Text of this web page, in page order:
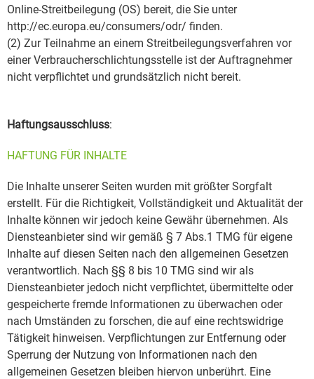
Online-Streitbeilegung (OS) bereit, die Sie unter
http://ec.europa.eu/consumers/odr/ finden.
(2) Zur Teilnahme an einem Streitbeilegungsverfahren vor
einer Verbraucherschlichtungsstelle ist der Auftragnehmer
nicht verpflichtet und grundsätzlich nicht bereit.
Haftungsausschluss:
HAFTUNG FÜR INHALTE
Die Inhalte unserer Seiten wurden mit größter Sorgfalt
erstellt. Für die Richtigkeit, Vollständigkeit und Aktualität der
Inhalte können wir jedoch keine Gewähr übernehmen. Als
Diensteanbieter sind wir gemäß § 7 Abs.1 TMG für eigene
Inhalte auf diesen Seiten nach den allgemeinen Gesetzen
verantwortlich. Nach §§ 8 bis 10 TMG sind wir als
Diensteanbieter jedoch nicht verpflichtet, übermittelte oder
gespeicherte fremde Informationen zu überwachen oder
nach Umständen zu forschen, die auf eine rechtswidrige
Tätigkeit hinweisen. Verpflichtungen zur Entfernung oder
Sperrung der Nutzung von Informationen nach den
allgemeinen Gesetzen bleiben hiervon unberührt. Eine